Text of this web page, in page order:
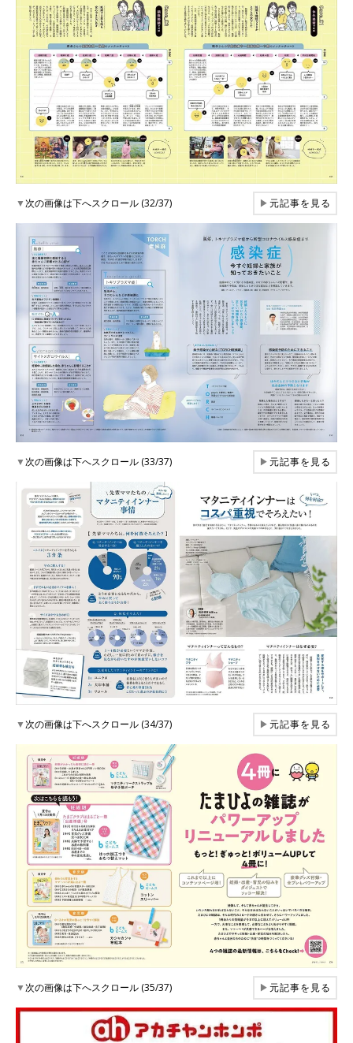
▼次の画像は下へスクロール (32/37) ▶元記事を見る
▼次の画像は下へスクロール (33/37) ▶元記事を見る
▼次の画像は下へスクロール (34/37) ▶元記事を見る
▼次の画像は下へスクロール (35/37) ▶元記事を見る